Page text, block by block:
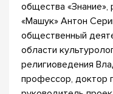
общества «Знание»,
«Машук» Антон
общественный
области
религиоведения
профессор, доктор